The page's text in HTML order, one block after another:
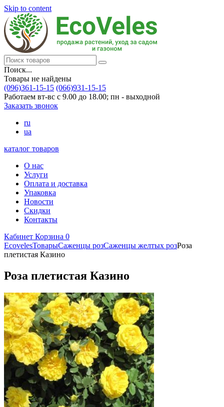
Skip to content
Поиск...
Товары не найдены
(096)361-15-15 (066)931-15-15
Работаем вт-вс с 9.00 до 18.00; пн - выходной
Заказать звонок
ru
ua
каталог товаров
О нас
Услуги
Оплата и доставка
Упаковка
Новости
Скидки
Контакты
Кабинет Корзина 0
EcovelesТоварыСаженцы розСаженцы желтых розРоза
плетистая Казино
Роза плетистая Казино